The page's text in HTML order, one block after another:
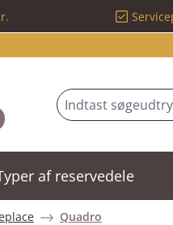
af reservedele
Quadro